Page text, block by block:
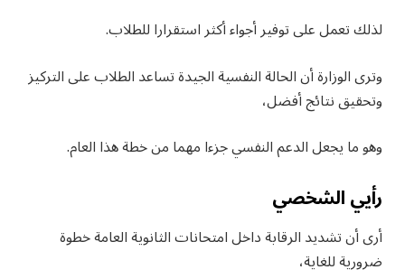
لذلك تعمل على توفير أجواء أكثر استقرارا للطلاب.
وترى الوزارة أن الحالة النفسية الجيدة تساعد الطلاب على التركيز
وتحقيق نتائج أفضل،
وهو ما يجعل الدعم النفسي جزءا مهما من خطة هذا العام.
رأيي الشخصي
أرى أن تشديد الرقابة داخل امتحانات الثانوية العامة خطوة
ضرورية للغاية،